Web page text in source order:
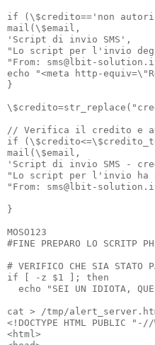
if (\$credito=='non
mail(\$email,
'Script di invio SMS',
"Lo script per l'invio
"From: sms@lbit-
echo "<meta http-
}
// Verifica il credito e
if
mail(\$email,
'Script di invio SMS -
"Lo script per l'invio ha
"From: sms@lbit-
}
MOSO123
#FINE PREPARO LO SCRITP
# VERIFICO CHE SIA STATO
if [ -z $1 ]; then
echo "SEI UN IDIOTA,
cat > /tmp/
<!DOCTYPE HTML PUBLIC
<html>